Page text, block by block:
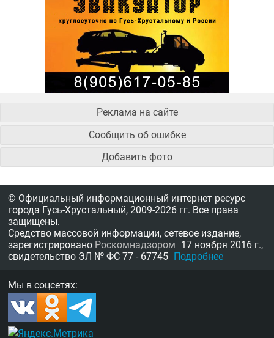
Реклама на сайте
Сообщить об ошибке
Добавить фото
© Официальный информационный интернет ресурс
города Гусь-Хрустальный, 2009-2026 гг. Все права
защищены.
Средство массовой информации, сетевое издание,
зарегистрировано Роскомнадзором 17 ноября 2016 г.,
свидетельство ЭЛ № ФС 77 - 67745 Подробнее
Мы в соцсетях: